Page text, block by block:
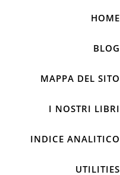
HOME
BLOG
MAPPA DEL SITO
I NOSTRI LIBRI
INDICE ANALITICO
UTILITIES